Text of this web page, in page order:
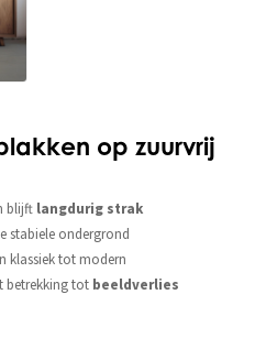
op zuurvrij
blijft langdurig strak
stabiele ondergrond
klassiek tot modern
betrekking tot beeldverlies